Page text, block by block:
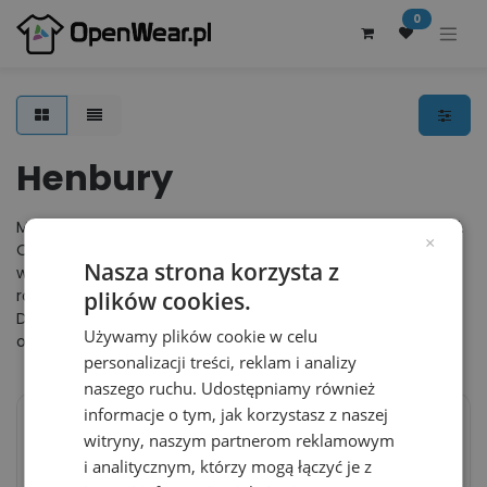
0
Henbury
Marka Henbury działa na rynku odzieży reklamowej od 1997.
Od tego czasu znacząco poszerzyła swoją ofertę. Obecnie
wiodącymi produktami firmy jest odzież reklamowa, ale
również elegancka odzież biznesowa dla pracowników.
Dzięki temu producent ten trafia do szerokiego grona
odbiorców.
Koszulka Polo
Klasyczna Pika
Polo Meskie Slim Pika
Bawelna Elastan W305 -
×
Nasza strona korzysta z
plików cookies.
Używamy plików cookie w celu
personalizacji treści, reklam i analizy
naszego ruchu. Udostępniamy również
informacje o tym, jak korzystasz z naszej
witryny, naszym partnerom reklamowym
i analitycznym, którzy mogą łączyć je z